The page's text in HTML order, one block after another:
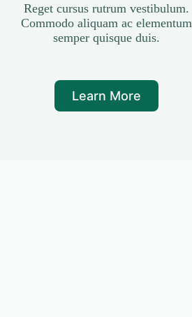
Reget cursus rutrum vestibulum.
Commodo aliquam ac elementum
semper quisque duis.
Learn More